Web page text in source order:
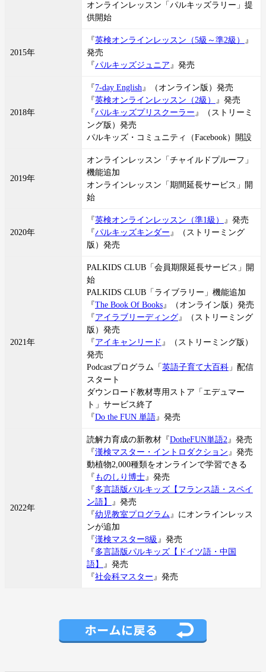
オンラインレッスン「パルキッズラリー」提
供開始
2015年
『英検オンラインレッスン（5級～準2級） 』
発売
『パルキッズジュニア』発売
2018年
『 7-day English』（オンライン版）発売
『英検オンラインレッスン（2級） 』発売
『パルキッズプリスクーラー』（ストリーミ
ング版）発売
パルキッズ・コミュニティ（Facebook）開設
2019年
オンラインレッスン「チャイルドプルーフ」
機能追加
オンラインレッスン「期間延長サービス」開
始
2020年
『英検オンラインレッスン（準1級） 』発売
『パルキッズキンダー』（ストリーミング
版）発売
2021年
PALKIDS CLUB「会員期限延長サービス」開
始
PALKIDS CLUB「ライブラリー」機能追加
『The Book Of Books』（オンライン版）発売
『 アイラブリーディング』（ストリーミング
版）発売
『 アイキャンリード 』（ストリーミング版）
発売
Podcastプログラム「 英語子育て大百科 」配信
スタート
ダウンロード教材専用ストア「エデュマー
ト」サービス終了
『Do the FUN 単語』発売
2022年
読解力育成の新教材『DotheFUN単語2』発売
『漢検マスター・イントロダクション』発売
動植物2,000種類をオンラインで学習できる
『 ものしり博士』発売
『 多言語版パルキッズ【フランス語・スペイ
ン語】 』発売
『幼児教室プログラム』にオンラインレッス
ンが追加
『漢検マスター8級 』発売
『 多言語版パルキッズ【ドイツ語・中国
語】 』発売
『社会科マスター』発売